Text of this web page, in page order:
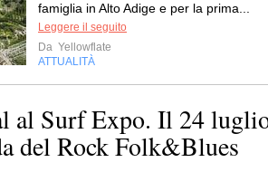
famiglia in Alto Adige e per la prima...
Leggere il seguito
Da Yellowflate
ATTUALITÀ
al Surf Expo. Il 24
del Rock Folk&Blues